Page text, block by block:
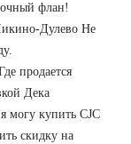
флан!
Дулево Не
продается
Дека
могу купить CJC
скидку на